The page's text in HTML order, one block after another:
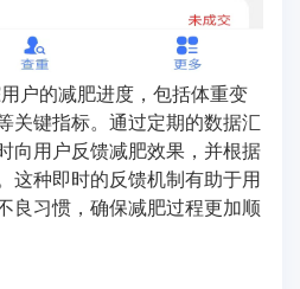
户的减肥进度，包括体重变
关键指标。通过定期的数据汇
向用户反馈减肥效果，并根据
这种即时的反馈机制有助于用
良习惯，确保减肥过程更加顺